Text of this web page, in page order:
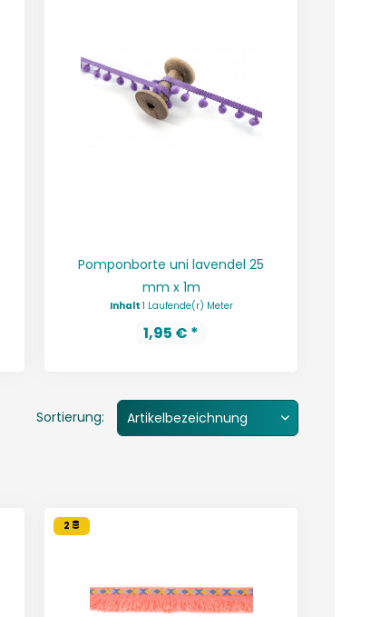
Pomponborte uni lavendel 25
mm x 1m
Inhalt 1 Laufende(r) Meter
1,95 € *
Sortierung:
2